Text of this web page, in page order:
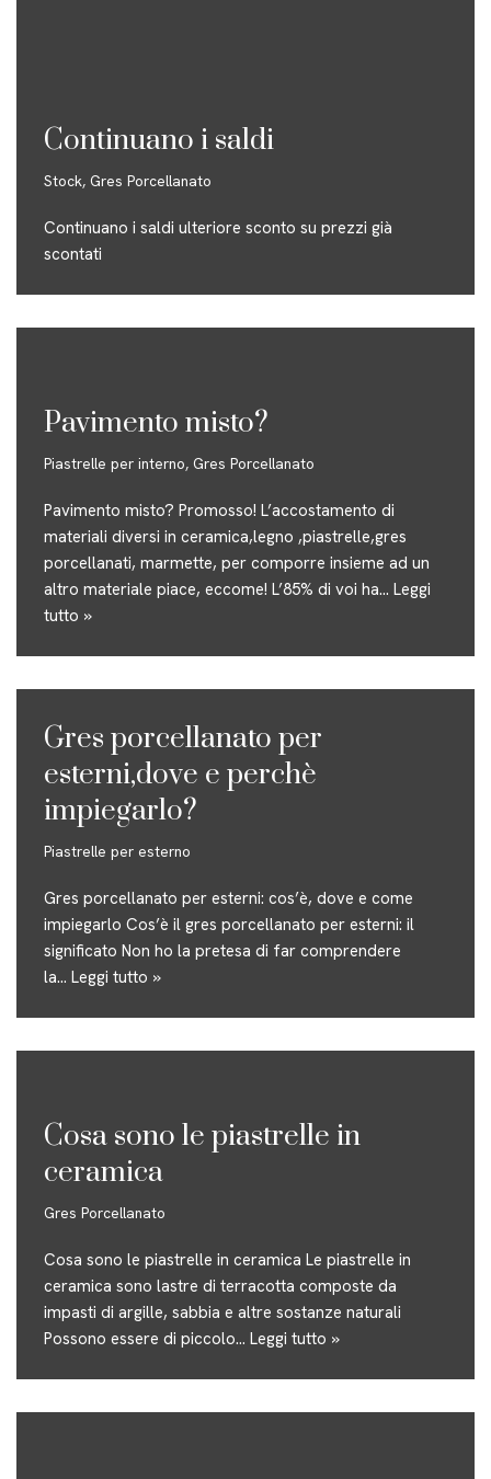
Continuano i saldi
Stock, Gres Porcellanato
Continuano i saldi ulteriore sconto su prezzi già
scontati
Pavimento misto?
Piastrelle per interno, Gres Porcellanato
Pavimento misto? Promosso! L’accostamento di
materiali diversi in ceramica,legno ,piastrelle,gres
porcellanati, marmette, per comporre insieme ad un
altro materiale piace, eccome! L’85% di voi ha… Leggi
tutto »
Gres porcellanato per
esterni,dove e perchè
impiegarlo?
Piastrelle per esterno
Gres porcellanato per esterni: cos’è, dove e come
impiegarlo Cos’è il gres porcellanato per esterni: il
significato Non ho la pretesa di far comprendere
la… Leggi tutto »
Cosa sono le piastrelle in
ceramica
Gres Porcellanato
Cosa sono le piastrelle in ceramica Le piastrelle in
ceramica sono lastre di terracotta composte da
impasti di argille, sabbia e altre sostanze naturali
Possono essere di piccolo… Leggi tutto »